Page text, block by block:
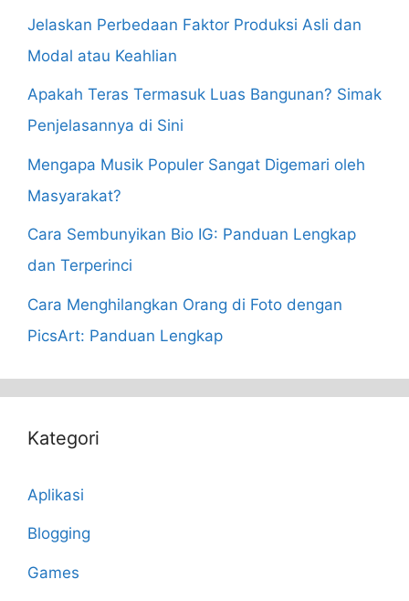
Jelaskan Perbedaan Faktor Produksi Asli dan
Modal atau Keahlian
Apakah Teras Termasuk Luas Bangunan? Simak
Penjelasannya di Sini
Mengapa Musik Populer Sangat Digemari oleh
Masyarakat?
Cara Sembunyikan Bio IG: Panduan Lengkap
dan Terperinci
Cara Menghilangkan Orang di Foto dengan
PicsArt: Panduan Lengkap
Kategori
Aplikasi
Blogging
Games